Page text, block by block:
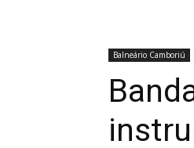
Balneário Camboriú